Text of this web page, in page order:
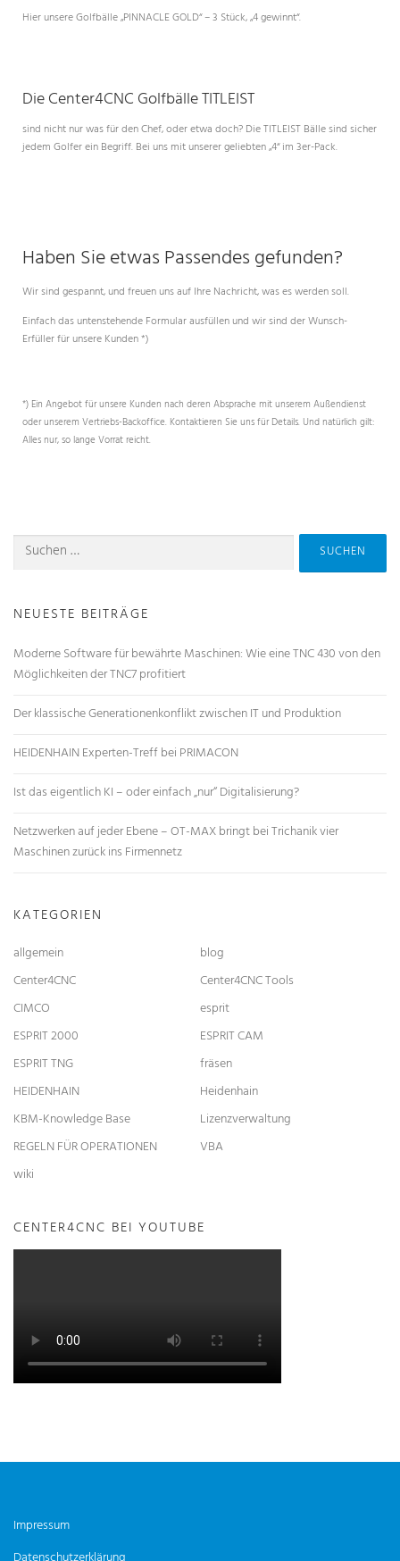
Hier unsere Golfbälle „PINNACLE GOLD“ – 3 Stück, „4 gewinnt“.
Die Center4CNC Golfbälle TITLEIST
sind nicht nur was für den Chef, oder etwa doch? Die TITLEIST Bälle sind sicher
jedem Golfer ein Begriff. Bei uns mit unserer geliebten „4“ im 3er-Pack.
Haben Sie etwas Passendes gefunden?
Wir sind gespannt, und freuen uns auf Ihre Nachricht, was es werden soll.
Einfach das untenstehende Formular ausfüllen und wir sind der Wunsch-
Erfüller für unsere Kunden *)
*) Ein Angebot für unsere Kunden nach deren Absprache mit unserem Außendienst
oder unserem Vertriebs-Backoffice. Kontaktieren Sie uns für Details. Und natürlich gilt:
Alles nur, so lange Vorrat reicht.
NEUESTE BEITRÄGE
Moderne Software für bewährte Maschinen: Wie eine TNC 430 von den
Möglichkeiten der TNC7 profitiert
Der klassische Generationenkonflikt zwischen IT und Produktion
HEIDENHAIN Experten-Treff bei PRIMACON
Ist das eigentlich KI – oder einfach „nur“ Digitalisierung?
Netzwerken auf jeder Ebene – OT-MAX bringt bei Trichanik vier
Maschinen zurück ins Firmennetz
KATEGORIEN
allgemein
blog
Center4CNC
Center4CNC Tools
CIMCO
esprit
ESPRIT 2000
ESPRIT CAM
ESPRIT TNG
fräsen
HEIDENHAIN
Heidenhain
KBM-Knowledge Base
Lizenzverwaltung
REGELN FÜR OPERATIONEN
VBA
wiki
CENTER4CNC BEI YOUTUBE
Impressum